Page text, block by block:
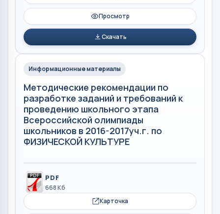
Просмотр
Скачать
Информационные материалы
Методические рекомендации по
разработке заданий и требований к
проведению школьного этапа
Всероссийской олимпиады
школьников в 2016-2017уч.г. по
ФИЗИЧЕСКОЙ КУЛЬТУРЕ
PDF
668 Кб
Карточка